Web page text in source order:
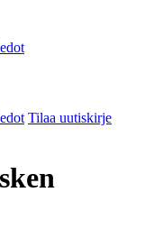
Tilaa uutiskirje